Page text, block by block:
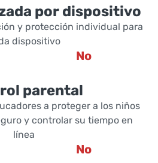
por dispositivo
y protección individual para
dispositivo
No
parental
a proteger a los niños
y controlar su tiempo en
línea
No